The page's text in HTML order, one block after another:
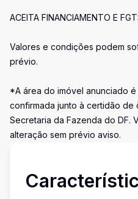
ACEITA FINANCIAMENTO E
Valores e condições podem
prévio.
*A área do imóvel anunciado
confirmada junto à certidão de
Secretaria da Fazenda do DF.
alteração sem prévio aviso.